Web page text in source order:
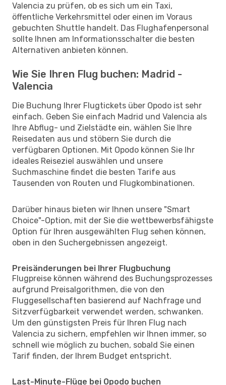
Valencia zu prüfen, ob es sich um ein Taxi,
öffentliche Verkehrsmittel oder einen im Voraus
gebuchten Shuttle handelt. Das Flughafenpersonal
sollte Ihnen am Informationsschalter die besten
Alternativen anbieten können.
Wie Sie Ihren Flug buchen: Madrid -
Valencia
Die Buchung Ihrer Flugtickets über Opodo ist sehr
einfach. Geben Sie einfach Madrid und Valencia als
Ihre Abflug- und Zielstädte ein, wählen Sie Ihre
Reisedaten aus und stöbern Sie durch die
verfügbaren Optionen. Mit Opodo können Sie Ihr
ideales Reiseziel auswählen und unsere
Suchmaschine findet die besten Tarife aus
Tausenden von Routen und Flugkombinationen.
Darüber hinaus bieten wir Ihnen unsere "Smart
Choice"-Option, mit der Sie die wettbewerbsfähigste
Option für Ihren ausgewählten Flug sehen können,
oben in den Suchergebnissen angezeigt.
Preisänderungen bei Ihrer Flugbuchung
Flugpreise können während des Buchungsprozesses
aufgrund Preisalgorithmen, die von den
Fluggesellschaften basierend auf Nachfrage und
Sitzverfügbarkeit verwendet werden, schwanken.
Um den günstigsten Preis für Ihren Flug nach
Valencia zu sichern, empfehlen wir Ihnen immer, so
schnell wie möglich zu buchen, sobald Sie einen
Tarif finden, der Ihrem Budget entspricht.
Last-Minute-Flüge bei Opodo buchen